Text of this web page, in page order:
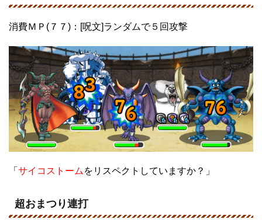
消費ＭＰ(７７)：[呪文]ランダムで５回攻撃
「 サイコストーム をリスペクトしていますか？」
超おまつり連打